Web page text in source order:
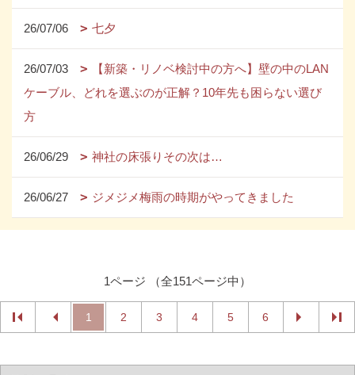
26/07/06 七夕
26/07/03
【新築・リノベ検討中の方へ】壁の中のLAN
ケーブル、どれを選ぶのが正解？10年先も困らない選び
方
26/06/29 神社の床張りその次は…
26/06/27 ジメジメ梅雨の時期がやってきました
1ページ （全151ページ中）
1 2 3 4 5 6